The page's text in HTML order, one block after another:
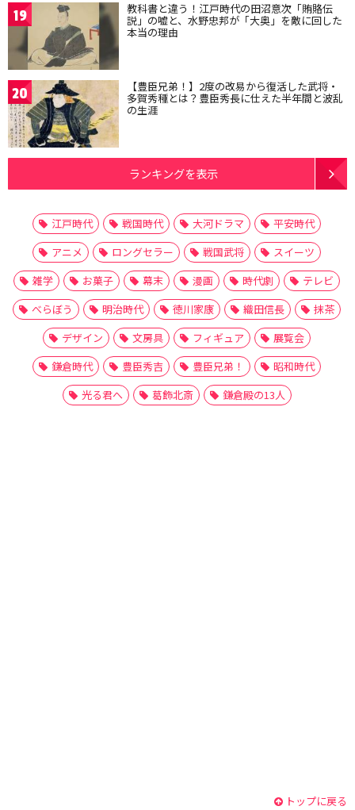
19 教科書と違う！江戸時代の田沼意次「賄賂伝
説」の嘘と、水野忠邦が「大奥」を敵に回した
本当の理由
20 【豊臣兄弟！】2度の改易から復活した武将・
多賀秀種とは？豊臣秀長に仕えた半年間と波乱
の生涯
ランキングを表示
江戸時代 戦国時代 大河ドラマ
平安時代
アニメ
ロングセラー 戦国武将
スイーツ
雑学
お菓子 幕末 漫画 時代劇
テレビ
べらぼう
明治時代 徳川家康 織田信長
抹茶
デザイン
文房具 フィギュア
展覧会
鎌倉時代
豊臣秀吉 豊臣兄弟！
昭和時代
光る君へ
葛飾北斎 鎌倉殿の13人
トップに戻る